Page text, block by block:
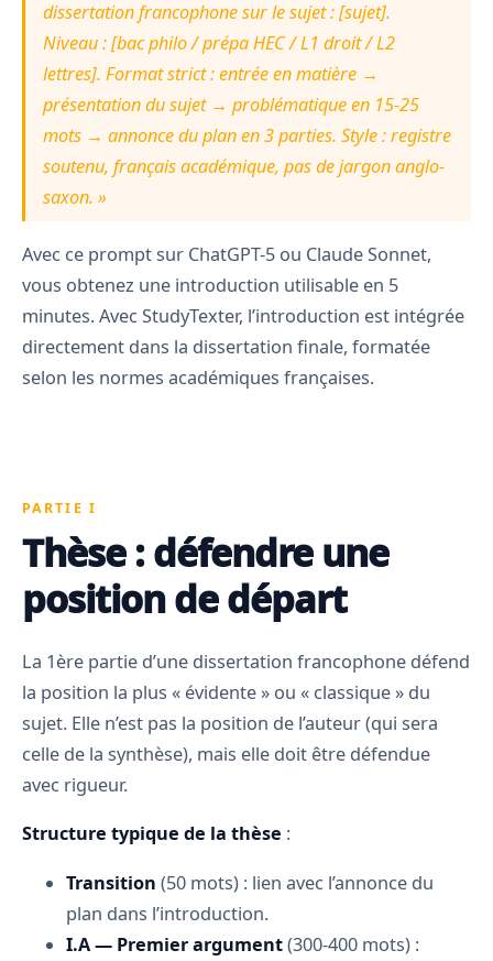
dissertation francophone sur le sujet : [sujet].
Niveau : [bac philo / prépa HEC / L1 droit / L2
lettres]. Format strict : entrée en matière →
présentation du sujet → problématique en 15-25
mots → annonce du plan en 3 parties. Style : registre
soutenu, français académique, pas de jargon anglo-
saxon. »
Avec ce prompt sur ChatGPT-5 ou Claude Sonnet,
vous obtenez une introduction utilisable en 5
minutes. Avec StudyTexter, l’introduction est intégrée
directement dans la dissertation finale, formatée
selon les normes académiques françaises.
PARTIE I
Thèse : défendre une
position de départ
La 1ère partie d’une dissertation francophone défend
la position la plus « évidente » ou « classique » du
sujet. Elle n’est pas la position de l’auteur (qui sera
celle de la synthèse), mais elle doit être défendue
avec rigueur.
Structure typique de la thèse :
Transition (50 mots) : lien avec l’annonce du
plan dans l’introduction.
I.A — Premier argument(300-400 mots) :